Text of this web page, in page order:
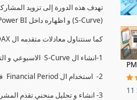
(S-Curve) و اظهاره داخل Power BI و كيفيه استخدام خاصيه Financial Period داهل البريماف
كما سنتناول معادلات متقدمه ال DAX ستمكننا منا عرض نسم التقدم و التأخير في المشروع و اي الاقسام اكثر تأخيرا , كل هذا بشكل تفاعلي و محدث باستمرار.
1-انشاء ال S-Curve الاسبوعي و التراكمي للBaseline داخل ال Power BI.
2- استخدام ال Financial Period في عمل التحديثات و حفظها.
3- انشاء و تحليل منحني تقدم المشروع EV% الاسبوعي و التراكمي.
11